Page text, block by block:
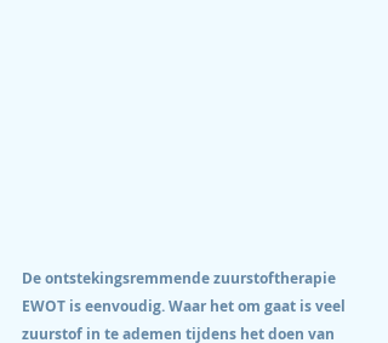
De ontstekingsremmende zuurstoftherapie
EWOT is eenvoudig. Waar het om gaat is veel
zuurstof in te ademen tijdens het doen van